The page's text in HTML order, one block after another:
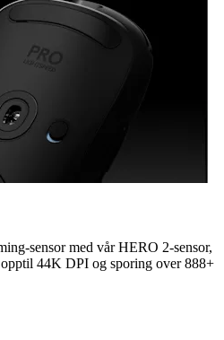
sensor med vår HERO 2-sensor,
44K DPI og sporing over 888+